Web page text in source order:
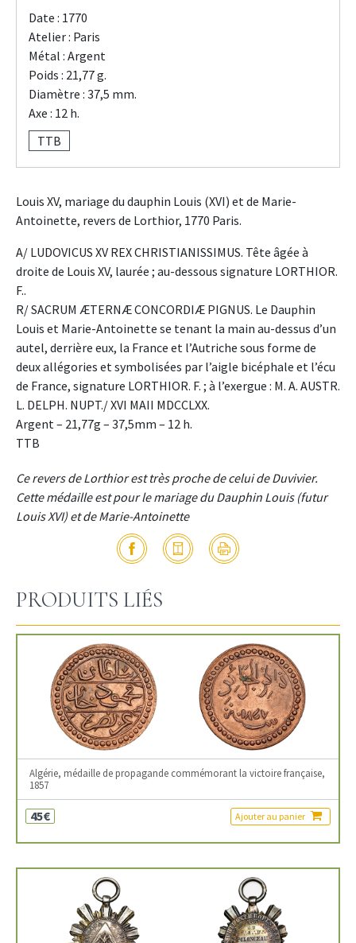
Date : 1770
Atelier : Paris
Métal : Argent
Poids : 21,77 g.
Diamètre : 37,5 mm.
Axe : 12 h.
TTB
Louis XV, mariage du dauphin Louis (XVI) et de Marie-
Antoinette, revers de Lorthior, 1770 Paris.
A/ LUDOVICUS XV REX CHRISTIANISSIMUS. Tête âgée à
droite de Louis XV, laurée ; au-dessous signature LORTHIOR.
F..
R/ SACRUM ÆTERNÆ CONCORDIÆ PIGNUS. Le Dauphin
Louis et Marie-Antoinette se tenant la main au-dessus d’un
autel, derrière eux, la France et l’Autriche sous forme de
deux allégories et symbolisées par l’aigle bicéphale et l’écu
de France, signature LORTHIOR. F. ; à l’exergue : M. A. AUSTR.
L. DELPH. NUPT./ XVI MAII MDCCLXX.
Argent – 21,77g – 37,5mm – 12 h.
TTB
Ce revers de Lorthior est très proche de celui de Duvivier.
Cette médaille est pour le mariage du Dauphin Louis (futur
Louis XVI) et de Marie-Antoinette
PRODUITS LIÉS
Algérie, médaille de propagande commémorant la victoire française,
1857
45€ Ajouter au panier